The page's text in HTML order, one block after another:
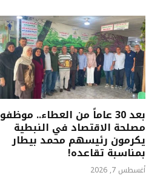
بعد 30 عاماً من العطاء.. موظفو
مصلحة الاقتصاد في النبطية
يكرمون رئيسهم محمد بيطار
بمناسبة تقاعده!
أغسطس 7, 2026